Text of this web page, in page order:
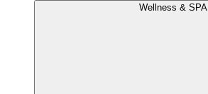
Wellness & SPA